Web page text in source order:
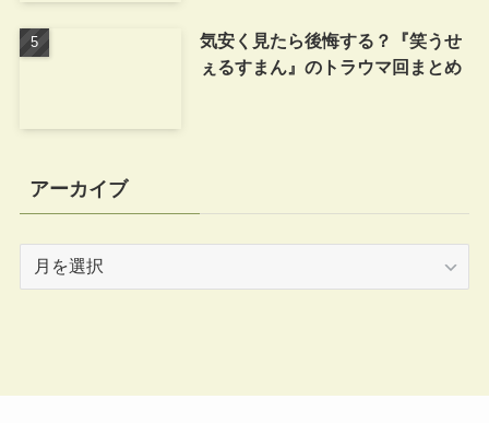
気安く見たら後悔する？『笑うせ
ぇるすまん』のトラウマ回まとめ
アーカイブ